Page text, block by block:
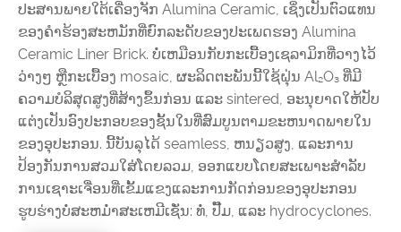
ປະສານພາຍໃຕ້ເຄື່ອງຈັກ Alumina Ceramic, ເຊິ່ງເປັນຕົວແທນ
ຂອງຄໍາຮ້ອງສະຫມັກທີ່ຍົກລະດັບຂອງປະເພດຮອງ Alumina
Ceramic Liner Brick. ບໍ່ເຫມືອນກັບກະເບື້ອງເຊລາມິກທີ່ວາງໄວ້
ວ່າງໆ ຫຼືກະເບື້ອງ mosaic, ຜະລິດຕະພັນນີ້ໃຊ້ຝຸ່ນ Al₂O₃ ທີ່ມີ
ຄວາມບໍລິສຸດສູງທີ່ສ້າງຂຶ້ນກ່ອນ ແລະ sintered, ອະນຸຍາດໃຫ້ປັບ
ແຕ່ງເປັນອົງປະກອບຂອງຊັ້ນໃນທີ່ສົມບູນຕາມຂະຫນາດພາຍໃນ
ຂອງອຸປະກອນ. ນີ້ບັນລຸໄດ້ seamless, ຫນຽວສູງ, ແລະການ
ປ້ອງກັນການສວມໃສ່ໂດຍລວມ, ອອກແບບໂດຍສະເພາະສໍາລັບ
ການເຊາະເຈື່ອນທີ່ເຂັ້ມແຂງແລະການກັດກ່ອນຂອງອຸປະກອນ
ຮູບຮ່າງບໍ່ສະຫມໍ່າສະເຫມີເຊັ່ນ: ທໍ່, ປັ໊ມ, ແລະ hydrocyclones.